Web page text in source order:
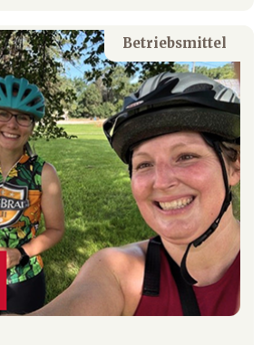
Essen Sie intelligent.
zu sein, aber ich versuche,
an den meisten Tagen
zu bewegen. Für mich ist
wichtig, weil es mir mehr
gibt, meine Stimmung
und mir hilft, nachts besser
Ein Teil meiner aktiven
ich allein, aber ich
auch, mit meinen Kindern
Mir ist aufgefallen, dass
Vorteile durch Aktivität
Im Folgenden finden Sie
die ich im Laufe der
Betriebsmittel